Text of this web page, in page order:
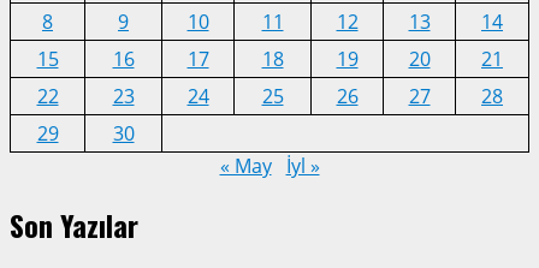
8
9 10 11 12 13
14
15
16 17 18 19 20
21
22
23 24 25 26 27
28
29
30
« May
İyl »
Son Yazılar